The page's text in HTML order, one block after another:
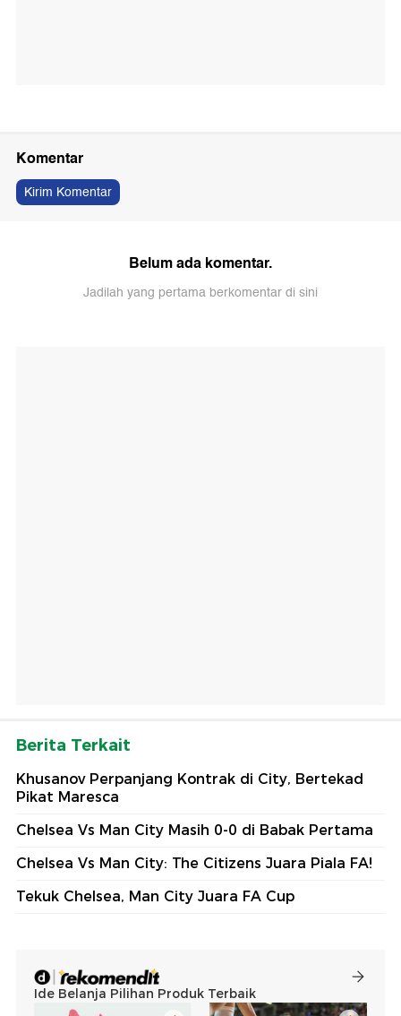
Komentar
Kirim Komentar
Belum ada komentar.
Jadilah yang pertama berkomentar di sini
Berita Terkait
Khusanov Perpanjang Kontrak di City, Bertekad
Pikat Maresca
Chelsea Vs Man City Masih 0-0 di Babak Pertama
Chelsea Vs Man City: The Citizens Juara Piala FA!
Tekuk Chelsea, Man City Juara FA Cup